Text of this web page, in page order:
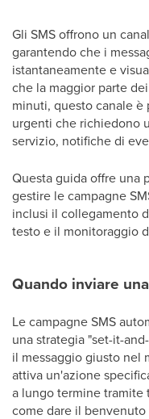
Gli SMS offrono un
garantendo che i
istantaneamente e
che la maggior parte
minuti, questo canale
urgenti che richiedono
servizio, notifiche di
Questa guida offre una
gestire le campagne
inclusi il collegamento
testo e il monitoraggio
Quando inviare
Le campagne SMS
una strategia "set-it-
il messaggio giusto nel
attiva un'azione
a lungo termine tramite
come dare il